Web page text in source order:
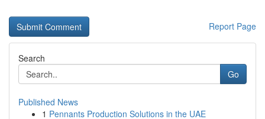
Report Page
Search
Go
Published News
1 Pennants Production Solutions in the UAE